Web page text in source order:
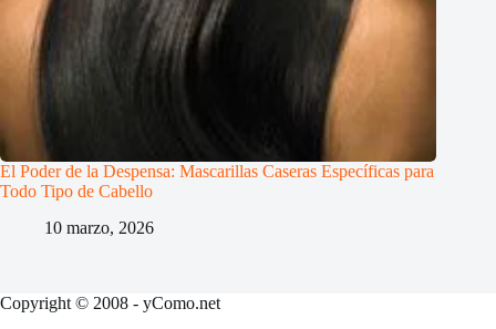
El Poder de la Despensa: Mascarillas Caseras Específicas para
Todo Tipo de Cabello
10 marzo, 2026
Copyright © 2008 - yComo.net